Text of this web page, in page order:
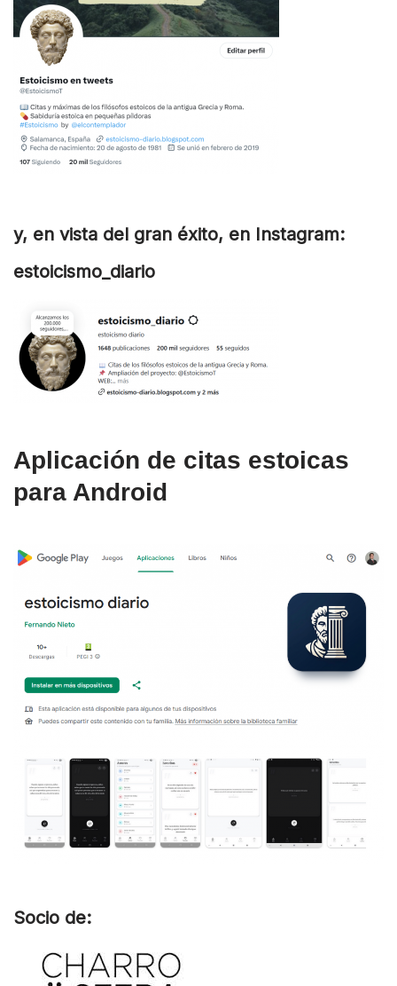
y, en vista del gran éxito, en Instagram:
estoicismo_diario
Aplicación de citas estoicas
para Android
Socio de: